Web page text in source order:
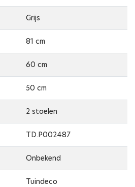
Grijs
81 cm
60 cm
50 cm
2 stoelen
TD.P002487
Onbekend
Tuindeco